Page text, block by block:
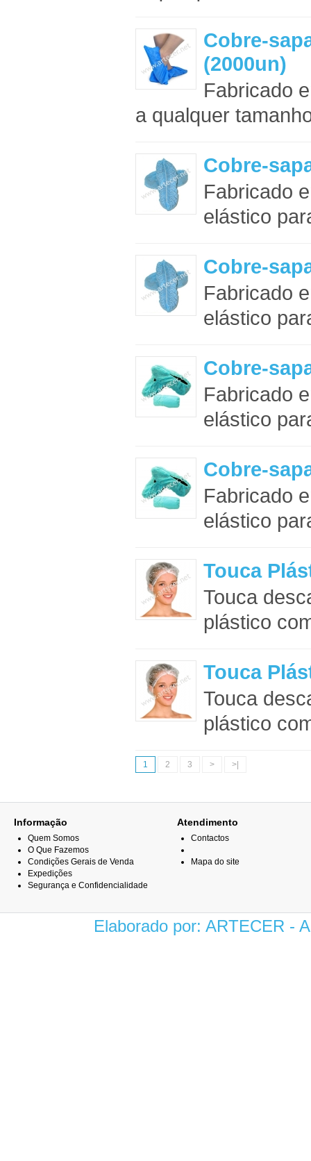
Cobre-
(2000un)
Fabricado
a qualquer
Cobre-
Fabricado
elástico
Cobre-
Fabricado
elástico
Cobre-
Fabricado
elástico
Cobre-
Fabricado
elástico
Touca
Touca
plástico
Touca
Touca
plástico
1 2 3 > >|
Informação
Quem Somos
O Que Fazemos
Condições Gerais de Venda
Expedições
Segurança e Confidencialidade
Atendimento
Contactos
Mapa do site
Elaborado por: ARTECER -